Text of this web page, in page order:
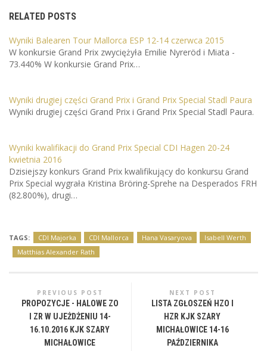
RELATED POSTS
Wyniki Balearen Tour Mallorca ESP 12-14 czerwca 2015
W konkursie Grand Prix zwyciężyła Emilie Nyreröd i Miata -
73.440% W konkursie Grand Prix…
Wyniki drugiej części Grand Prix i Grand Prix Special Stadl Paura
Wyniki drugiej części Grand Prix i Grand Prix Special Stadl Paura.
Wyniki kwalifikacji do Grand Prix Special CDI Hagen 20-24
kwietnia 2016
Dzisiejszy konkurs Grand Prix kwalifikujący do konkursu Grand
Prix Special wygrała Kristina Bröring-Sprehe na Desperados FRH
(82.800%), drugi…
TAGS: CDI Majorka CDI Mallorca Hana Vasaryova
Isabell Werth
Matthias Alexander Rath
PREVIOUS POST
PROPOZYCJE - HALOWE ZO
I ZR W UJEŻDŻENIU 14-
16.10.2016 KJK SZARY
MICHAŁOWICE
NEXT POST
LISTA ZGŁOSZEŃ HZO I
HZR KJK SZARY
MICHAŁOWICE 14-16
PAŹDZIERNIKA